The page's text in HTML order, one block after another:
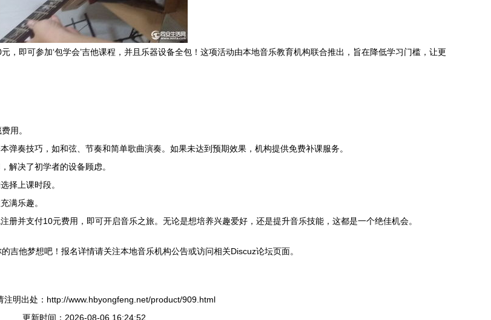
即可参加‘包学会’吉他课程，并且乐器设备全包！这项活动由本地音乐教育机构联合推出，旨在降低学习门槛，让更
用。
弹奏技巧，如和弦、节奏和简单歌曲演奏。如果未达到预期效果，机构提供免费补课服务。
解决了初学者的设备顾虑。
择上课时段。
满乐趣。
并支付10元费用，即可开启音乐之旅。无论是想培养兴趣爱好，还是提升音乐技能，这都是一个绝佳机会。
吉他梦想吧！报名详情请关注本地音乐机构公告或访问相关Discuz论坛页面。
注明出处：http://www.hbyongfeng.net/product/909.html
更新时间：2026-08-06 16:24:52